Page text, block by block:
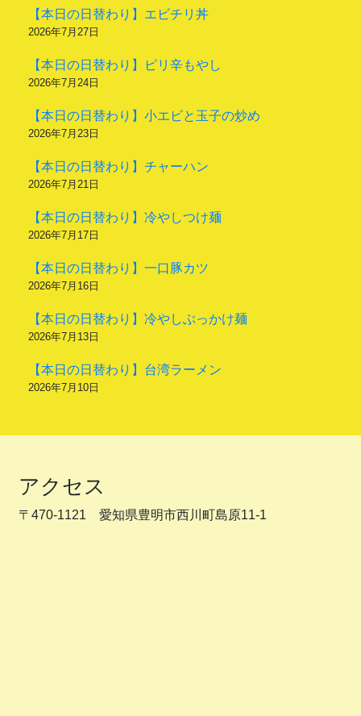
【本日の日替わり】エビチリ丼
2026年7月27日
【本日の日替わり】ピリ辛もやし
2026年7月24日
【本日の日替わり】小エビと玉子の炒め
2026年7月23日
【本日の日替わり】チャーハン
2026年7月21日
【本日の日替わり】冷やしつけ麺
2026年7月17日
【本日の日替わり】一口豚カツ
2026年7月16日
【本日の日替わり】冷やしぶっかけ麺
2026年7月13日
【本日の日替わり】台湾ラーメン
2026年7月10日
アクセス
〒470-1121 愛知県豊明市西川町島原11-1